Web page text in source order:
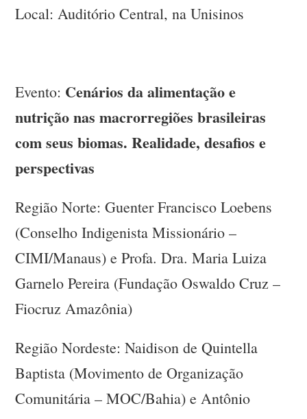
Local: Auditório Central, na Unisinos
Evento: Cenários da alimentação e
nutrição nas macrorregiões brasileiras
com seus biomas. Realidade, desafios e
perspectivas
Região Norte: Guenter Francisco Loebens
(Conselho Indigenista Missionário –
CIMI/Manaus) e Profa. Dra. Maria Luiza
Garnelo Pereira (Fundação Oswaldo Cruz –
Fiocruz Amazônia)
Região Nordeste: Naidison de Quintella
Baptista (Movimento de Organização
Comunitária – MOC/Bahia) e Antônio